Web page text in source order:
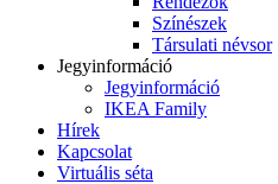
Színészek
Társulati névsor
Jegyinformáció
Jegyinformáció
IKEA Family
Hírek
Kapcsolat
Virtuális séta